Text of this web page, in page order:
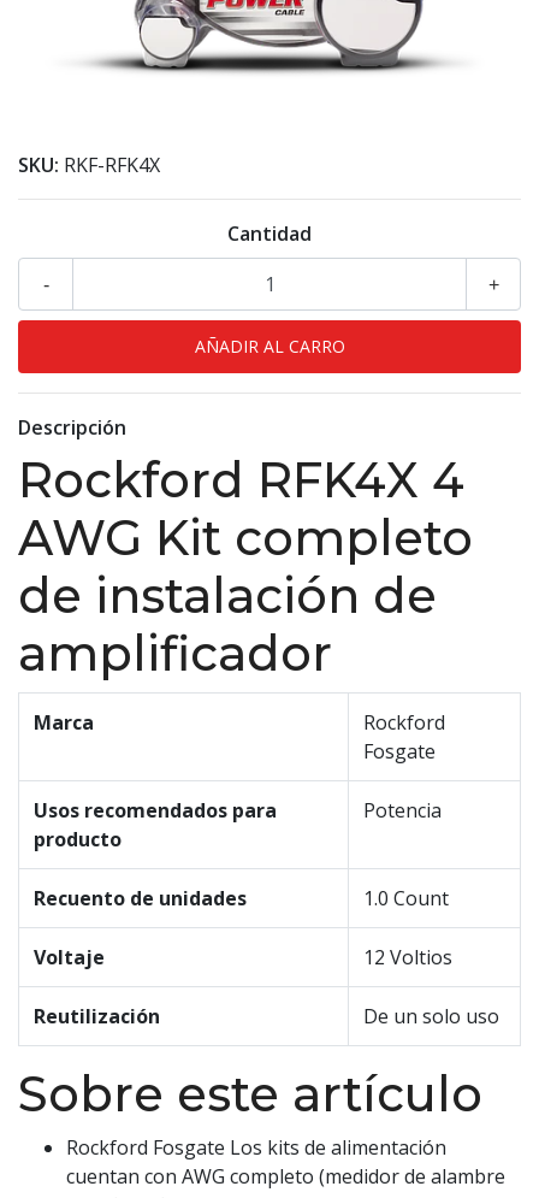
SKU: RKF-RFK4X
Cantidad
+
-
Descripción
Rockford RFK4X 4
AWG Kit completo
de instalación de
amplificador
Marca
Rockford
Fosgate
Usos recomendados para
producto
Potencia
Recuento de unidades 1.0 Count
Voltaje 12 Voltios
Reutilización De un solo uso
Sobre este artículo
Rockford Fosgate Los kits de alimentación
cuentan con AWG completo (medidor de alambre